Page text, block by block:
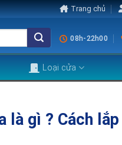
Trang chủ
08h-22h00
Loại cửa
là gì ? Cách